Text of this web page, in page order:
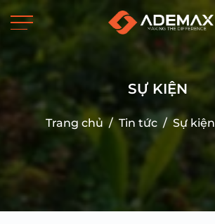
SỰ KIỆN
Trang chủ / Tin tức / Sự kiện